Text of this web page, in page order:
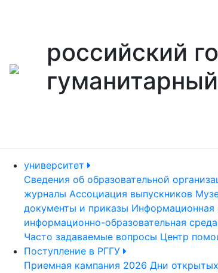
российский
университет
Сведения об образовательной
журналы Ассоциация выпускников
документы и приказы Информационная
информационно-образовательная среда
Часто задаваемые вопросы Центр
Поступление в РГГУ
Приемная кампания 2026 Дни